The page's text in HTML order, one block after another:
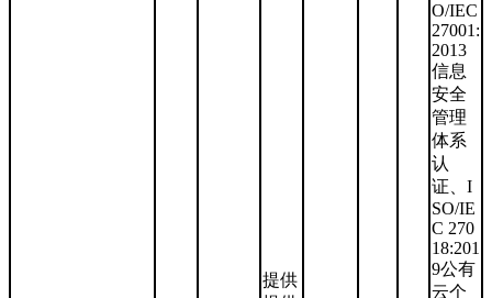
提供
O/IEC
27001:
2013
信息
安全
管理
体系
认
证、I
SO/IE
C 270
18:201
9公有
云个